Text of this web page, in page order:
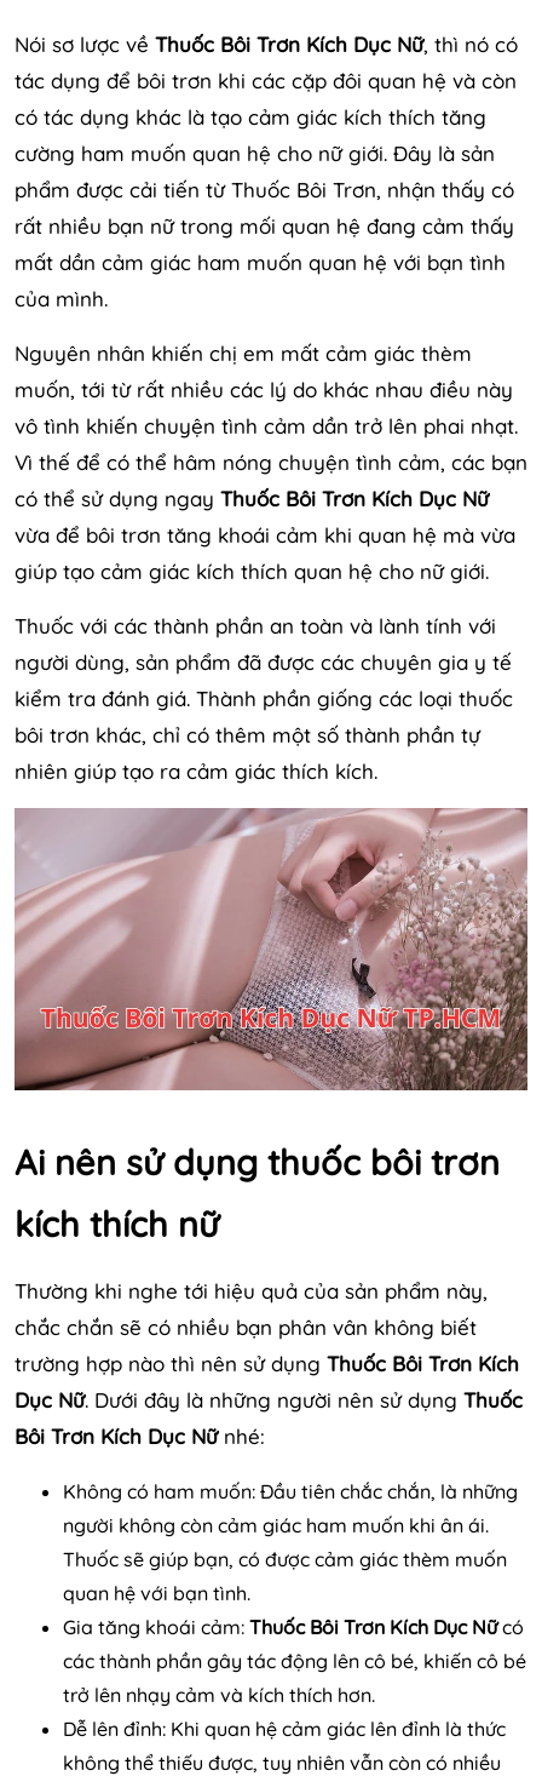
Nói sơ lược về Thuốc Bôi Trơn Kích Dục Nữ, thì nó có
tác dụng để bôi trơn khi các cặp đôi quan hệ và còn
có tác dụng khác là tạo cảm giác kích thích tăng
cường ham muốn quan hệ cho nữ giới. Đây là sản
phẩm được cải tiến từ Thuốc Bôi Trơn, nhận thấy có
rất nhiều bạn nữ trong mối quan hệ đang cảm thấy
mất dần cảm giác ham muốn quan hệ với bạn tình
của mình.
Nguyên nhân khiến chị em mất cảm giác thèm
muốn, tới từ rất nhiều các lý do khác nhau điều này
vô tình khiến chuyện tình cảm dần trở lên phai nhạt.
Vì thế để có thể hâm nóng chuyện tình cảm, các bạn
có thể sử dụng ngay Thuốc Bôi Trơn Kích Dục Nữ
vừa để bôi trơn tăng khoái cảm khi quan hệ mà vừa
giúp tạo cảm giác kích thích quan hệ cho nữ giới.
Thuốc với các thành phần an toàn và lành tính với
người dùng, sản phẩm đã được các chuyên gia y tế
kiểm tra đánh giá. Thành phần giống các loại thuốc
bôi trơn khác, chỉ có thêm một số thành phần tự
nhiên giúp tạo ra cảm giác thích kích.
Ai nên sử dụng thuốc bôi trơn
kích thích nữ
Thường khi nghe tới hiệu quả của sản phẩm này,
chắc chắn sẽ có nhiều bạn phân vân không biết
trường hợp nào thì nên sử dụng Thuốc Bôi Trơn Kích
Dục Nữ. Dưới đây là những người nên sử dụng Thuốc
Bôi Trơn Kích Dục Nữnhé:
Không có ham muốn: Đầu tiên chắc chắn, là những
người không còn cảm giác ham muốn khi ân ái.
Thuốc sẽ giúp bạn, có được cảm giác thèm muốn
quan hệ với bạn tình.
Gia tăng khoái cảm: Thuốc Bôi Trơn Kích Dục Nữcó
các thành phần gây tác động lên cô bé, khiến cô bé
trở lên nhạy cảm và kích thích hơn.
Dễ lên đỉnh: Khi quan hệ cảm giác lên đỉnh là thức
không thể thiếu được, tuy nhiên vẫn còn có nhiều